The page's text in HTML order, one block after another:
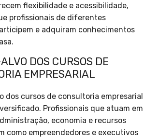
flexibilidade e acessibilidade,
profissionais de diferentes
e adquiram conhecimentos
DOS CURSOS DE
EMPRESARIAL
dos cursos de consultoria empresarial
Profissionais que atuam em
economia e recursos
como empreendedores e executivos